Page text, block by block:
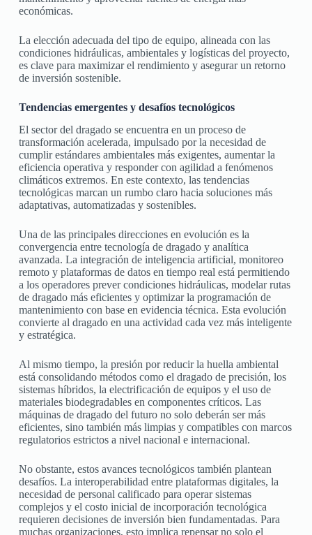
económicas.
La elección adecuada del tipo de equipo, alineada con las
condiciones hidráulicas, ambientales y logísticas del proyecto,
es clave para maximizar el rendimiento y asegurar un retorno
de inversión sostenible.
Tendencias emergentes y desafíos tecnológicos
El sector del dragado se encuentra en un proceso de
transformación acelerada, impulsado por la necesidad de
cumplir estándares ambientales más exigentes, aumentar la
eficiencia operativa y responder con agilidad a fenómenos
climáticos extremos. En este contexto, las tendencias
tecnológicas marcan un rumbo claro hacia soluciones más
adaptativas, automatizadas y sostenibles.
Una de las principales direcciones en evolución es la
convergencia entre tecnología de dragado y analítica
avanzada. La integración de inteligencia artificial, monitoreo
remoto y plataformas de datos en tiempo real está permitiendo
a los operadores prever condiciones hidráulicas, modelar rutas
de dragado más eficientes y optimizar la programación de
mantenimiento con base en evidencia técnica. Esta evolución
convierte al dragado en una actividad cada vez más inteligente
y estratégica.
Al mismo tiempo, la presión por reducir la huella ambiental
está consolidando métodos como el dragado de precisión, los
sistemas híbridos, la electrificación de equipos y el uso de
materiales biodegradables en componentes críticos. Las
máquinas de dragado del futuro no solo deberán ser más
eficientes, sino también más limpias y compatibles con marcos
regulatorios estrictos a nivel nacional e internacional.
No obstante, estos avances tecnológicos también plantean
desafíos. La interoperabilidad entre plataformas digitales, la
necesidad de personal calificado para operar sistemas
complejos y el costo inicial de incorporación tecnológica
requieren decisiones de inversión bien fundamentadas. Para
muchas organizaciones, esto implica repensar no solo el